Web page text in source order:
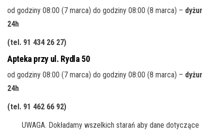
od godziny 08:00 (7 marca) do godziny 08:00 (8 marca) – dyżur
24h
(tel. 91 434 26 27)
Apteka przy ul. Rydla 50
od godziny 08:00 (7 marca) do godziny 08:00 (8 marca) – dyżur
24h
(tel. 91 462 66 92)
UWAGA. Dokładamy wszelkich starań aby dane dotyczące